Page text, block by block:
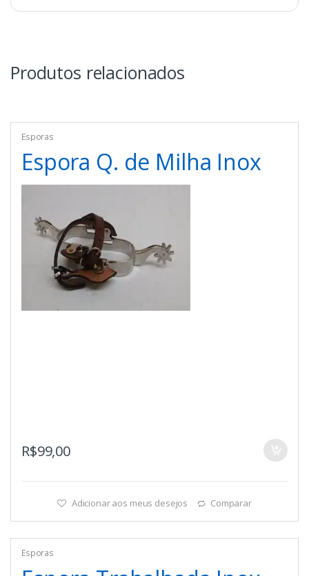
Produtos relacionados
Esporas
Espora Q. de Milha Inox
R$99,00
Adicionar aos meus desejos Comparar
Esporas